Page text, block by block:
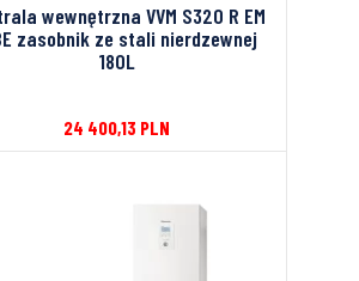
wewnętrzna VVM S320 R EM
zasobnik ze stali nierdzewnej
180L
24 400,13 PLN